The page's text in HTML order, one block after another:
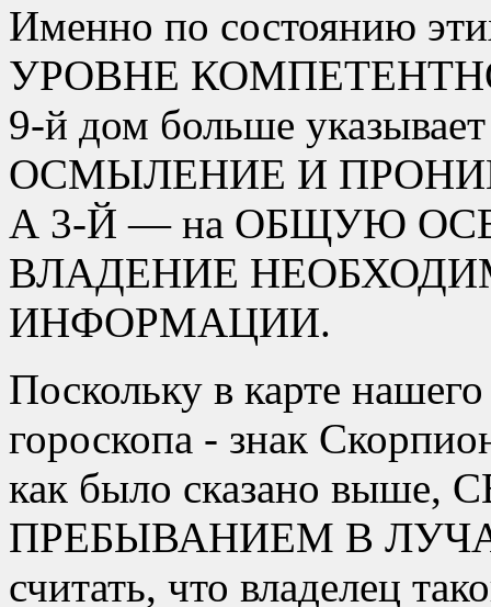
Именно по состоянию
УРОВНЕ
9-й дом больше
ОСМЫЛЕНИЕ И
А 3-Й — на ОБЩУЮ
ВЛАДЕНИЕ
ИНФОРМАЦИИ.
Поскольку в карте
гороскопа - знак
как было сказано
ПРЕБЫВАНИЕМ В
считать, что владелец